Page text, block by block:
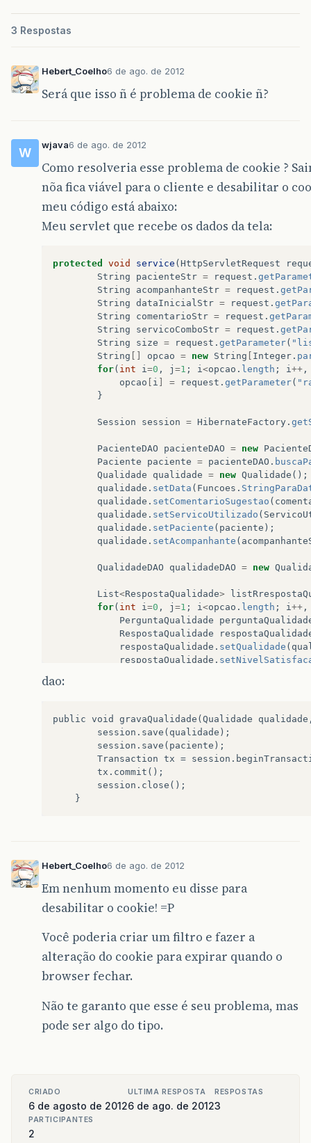
3 Respostas
Hebert_Coelho6 de ago. de 2012
Será que isso ñ é problema de cookie ñ?
W
wjava6 de ago. de 2012
Como resolveria esse problema de cookie ?
nõa fica viável para o cliente e desabilitar o
meu código está abaixo:
Meu servlet que recebe os dados da tela:
protected void service ( HttpServletRequest
String
pacienteStr = request .
String
acompanhanteStr = request .
String dataInicialStr = request .
String
comentarioStr = request .
String
servicoComboStr = request .
String
size = request . getParameter(
String
opcao = new String Integer .
for( int i=0 , j =1 ; i<opcao . length ; i++ ,
opcao
i = request . getParameter(
}
Session session = HibernateFactory .
PacienteDAO pacienteDAO = new
Paciente
paciente = pacienteDAO .
Qualidade
qualidade = new Qualidade ();
qualidade . setData ( Funcoes .
qualidade . setComentarioSugestao (
qualidade . setServicoUtilizado (
qualidade . setPaciente ( paciente );
qualidade . setAcompanhante (
QualidadeDAO qualidadeDAO = new
List<RespostaQualidade>
for( int i=0 , j =1 ; i<opcao . length ; i++ ,
PerguntaQualidade
RespostaQualidade
respostaQualidade . setQualidade (
respostaQualidade .
qualidade
setRespostaQualidade
{
qualidadeDAO
gravaQualidade
Exception
String
msg
request
dao:
public void gravaQualidade(Qualidade
Hebert_Coelho6 de ago. de 2012
Em nenhum momento eu disse para
desabilitar o cookie! =P
Você poderia criar um filtro e fazer a
alteração do cookie para expirar quando o
browser fechar.
Não te garanto que esse é seu problema, mas
pode ser algo do tipo.
CRIADO
6 de agosto de 2012
ULTIMA RESPOSTA
6 de ago. de 2012
RESPOSTAS
3
PARTICIPANTES
2